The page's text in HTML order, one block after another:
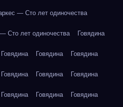
— Сто лет одиночества
Сто лет одиночества Говядина
Говядина Говядина Говядина
Говядина Говядина Говядина
Говядина Говядина Говядина